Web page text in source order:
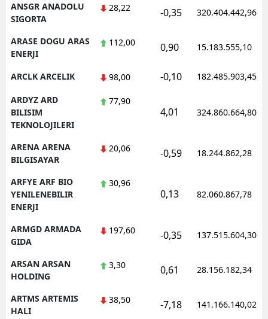
ANSGR ANADOLU
SIGORTA
28,22 -0,35 320.404.442,96
ARASE DOGU ARAS
ENERJI
112,00 0,90 15.183.555,10
ARCLK ARCELIK 98,00 -0,10 182.485.903,45
ARDYZ ARD
BILISIM
TEKNOLOJILERI
77,90
4,01 324.860.664,80
ARENA ARENA
BILGISAYAR
20,06 -0,59 18.244.862,28
ARFYE ARF BIO
YENILENEBILIR
ENERJI
30,96
0,13 82.060.867,78
ARMGD ARMADA
GIDA
197,60 -0,35 137.515.604,30
ARSAN ARSAN
HOLDING
3,30 0,61 28.156.182,34
ARTMS ARTEMIS
HALI
38,50 -7,18 141.166.140,02